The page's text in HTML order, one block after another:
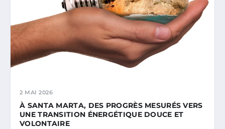
2 MAI 2026
À SANTA MARTA, DES PROGRÈS MESURÉS VERS
UNE TRANSITION ÉNERGÉTIQUE DOUCE ET
VOLONTAIRE